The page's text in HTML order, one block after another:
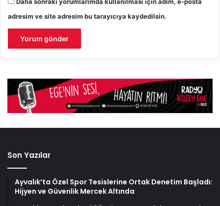
Daha sonraki yorumlarımda kullanılması için adım, e-posta
adresim ve site adresim bu tarayıcıya kaydedilsin.
Son Yazılar
Ayvalık’ta Özel Spor Tesislerine Ortak Denetim Başladı:
Hijyen ve Güvenlik Mercek Altında